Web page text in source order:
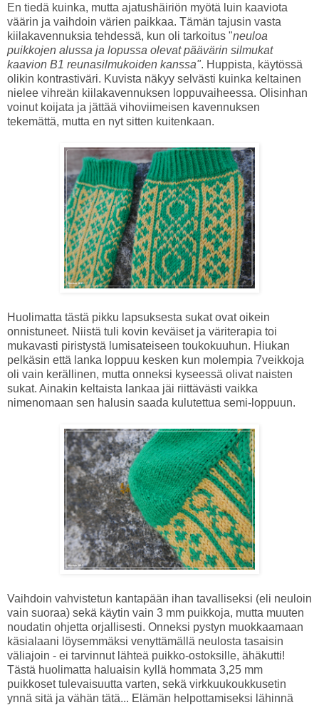
En tiedä kuinka, mutta ajatushäiriön myötä luin kaaviota
väärin ja vaihdoin värien paikkaa. Tämän tajusin vasta
kiilakavennuksia tehdessä, kun oli tarkoitus "neuloa
puikkojen alussa ja lopussa olevat päävärin silmukat
kaavion B1 reunasilmukoiden kanssa". Huppista, käytössä
olikin kontrastiväri. Kuvista näkyy selvästi kuinka keltainen
nielee vihreän kiilakavennuksen loppuvaiheessa. Olisinhan
voinut koijata ja jättää vihoviimeisen kavennuksen
tekemättä, mutta en nyt sitten kuitenkaan.
Huolimatta tästä pikku lapsuksesta sukat ovat oikein
onnistuneet. Niistä tuli kovin keväiset ja väriterapia toi
mukavasti piristystä lumisateiseen toukokuuhun. Hiukan
pelkäsin että lanka loppuu kesken kun molempia 7veikkoja
oli vain kerällinen, mutta onneksi kyseessä olivat naisten
sukat. Ainakin keltaista lankaa jäi riittävästi vaikka
nimenomaan sen halusin saada kulutettua semi-loppuun.
Vaihdoin vahvistetun kantapään ihan tavalliseksi (eli neuloin
vain suoraa) sekä käytin vain 3 mm puikkoja, mutta muuten
noudatin ohjetta orjallisesti. Onneksi pystyn muokkaamaan
käsialaani löysemmäksi venyttämällä neulosta tasaisin
väliajoin - ei tarvinnut lähteä puikko-ostoksille, ähäkutti!
Tästä huolimatta haluaisin kyllä hommata 3,25 mm
puikkoset tulevaisuutta varten, sekä virkkuukoukkusetin
ynnä sitä ja vähän tätä... Elämän helpottamiseksi lähinnä